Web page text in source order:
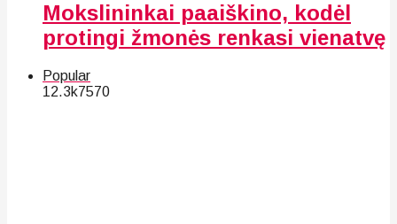
Mokslininkai paaiškino, kodėl
protingi žmonės renkasi vienatvę
Popular
12.3k7570